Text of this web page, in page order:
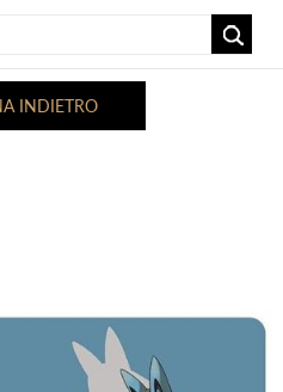
INDIETRO